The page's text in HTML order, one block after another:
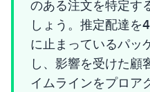
のある注文を特定す
しょう。推定配達を
に止まっているパッ
し、影響を受けた顧
イムラインをプロア